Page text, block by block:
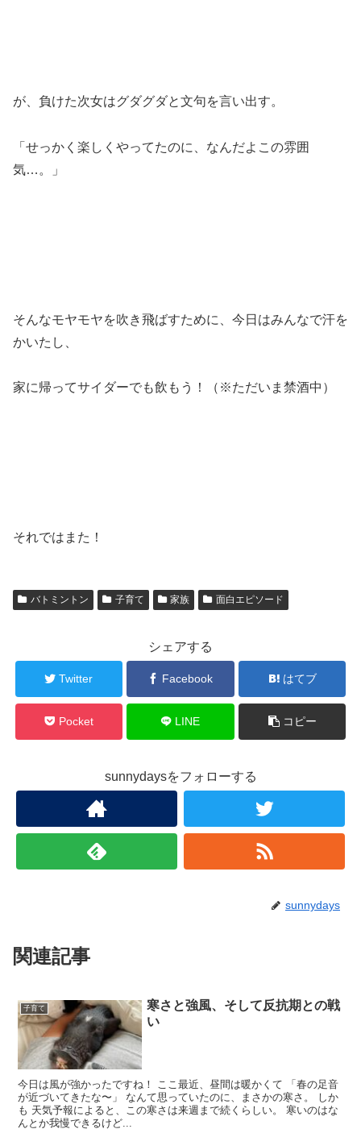
が、負けた次女はグダグダと文句を言い出す。
「せっかく楽しくやってたのに、なんだよこの雰囲
気…。」
そんなモヤモヤを吹き飛ばすために、今日はみんなで汗を
かいたし、
家に帰ってサイダーでも飲もう！（※ただいま禁酒中）
それではまた！
バトミントン 子育て 家族 面白エピソード
シェアする
Twitter Facebook はてブ
Pocket LINE コピー
sunnydaysをフォローする
sunnydays
関連記事
子育て
寒さと強風、そして反抗期との戦
い
今日は風が強かったですね！ ここ最近、昼間は暖かくて 「春の足音
が近づいてきたな〜」 なんて思っていたのに、まさかの寒さ。 しか
も 天気予報によると、この寒さは来週まで続くらしい。 寒いのはな
んとか我慢できるけど...